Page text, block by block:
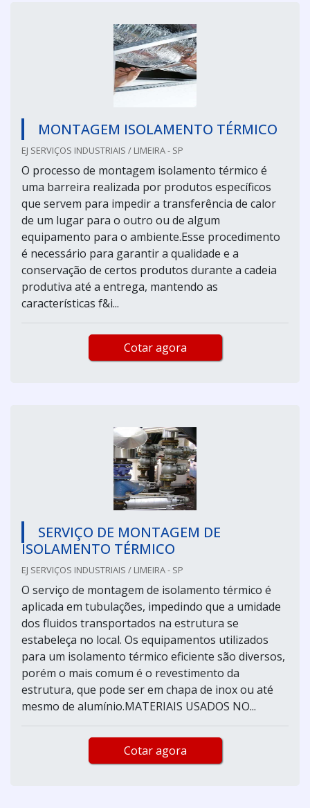
MONTAGEM ISOLAMENTO TÉRMICO
EJ SERVIÇOS INDUSTRIAIS / LIMEIRA - SP
O processo de montagem isolamento térmico é
uma barreira realizada por produtos específicos
que servem para impedir a transferência de calor
de um lugar para o outro ou de algum
equipamento para o ambiente.Esse procedimento
é necessário para garantir a qualidade e a
conservação de certos produtos durante a cadeia
produtiva até a entrega, mantendo as
características f&i...
Cotar agora
SERVIÇO DE MONTAGEM DE
ISOLAMENTO TÉRMICO
EJ SERVIÇOS INDUSTRIAIS / LIMEIRA - SP
O serviço de montagem de isolamento térmico é
aplicada em tubulações, impedindo que a umidade
dos fluidos transportados na estrutura se
estabeleça no local. Os equipamentos utilizados
para um isolamento térmico eficiente são diversos,
porém o mais comum é o revestimento da
estrutura, que pode ser em chapa de inox ou até
mesmo de alumínio.MATERIAIS USADOS NO...
Cotar agora